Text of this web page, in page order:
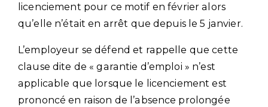
licenciement pour ce motif en février alors
qu’elle n’était en arrêt que depuis le 5 janvier.
L’employeur se défend et rappelle que cette
clause dite de « garantie d’emploi » n’est
applicable que lorsque le licenciement est
prononcé en raison de l’absence prolongée